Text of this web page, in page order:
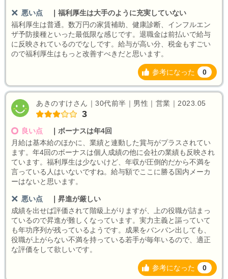
悪い点
福利厚生は大手のように充実していない
福利厚生は普通。数万円の家賃補助、健康診断、インフルエン
ザ予防接種といった最低限な感じです。退職金は前払いで給与
に反映されているのでなしです。給与が高い分、税金もすごい
ので福利厚生はもっと改善すべきだと思います。
参考になった 0
あきのすけさん｜30代前半｜男性｜営業｜2023.05
3
良い点
ボーナスは年4回
月給は基本給のほかに、業績と連動した賞与がプラスされてい
ます。年4回のボーナスは個人成績の他に会社の業績も反映され
ています。福利厚生は少ないけど、年収が圧倒的だから不満を
言っている人はいないですね。給与額でここに勝る国内メーカ
ーはないと思います。
悪い点
昇進が厳しい
成績を出せば評価されて階級上がりますが、上の役職が詰まっ
ているので昇進が難しくなっています。実力主義と謳っていて
も年功序列が残っているようです。成果をバンバン出しても、
役職が上がらない不満を持っている若手が毎年いるので、適正
な評価をして欲しいです。
参考になった 0